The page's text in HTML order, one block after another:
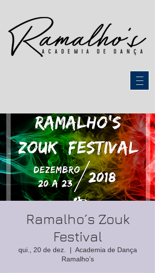
Ramalho´s Zouk
Festival
qui., 20 de dez.
  |
Academia de Dança
Ramalho’s